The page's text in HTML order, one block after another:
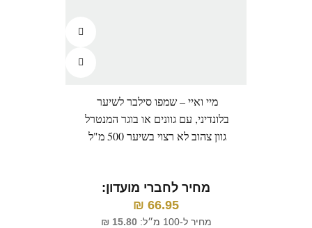
מיי ואיי – שמפו סילבר לשיער
בלונדיני, עם גוונים או בוגר המנטרל
גוון צהוב לא רצוי בשיער 500 מ"ל
מחיר לחברי מועדון:
66.95
₪
מחיר ל-100 מ״ל: 15.80
₪